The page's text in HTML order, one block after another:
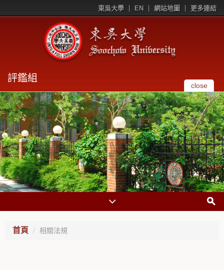
東吳大學 EN 網站地圖 更多連結
評鑑組
close
首頁 相關法規